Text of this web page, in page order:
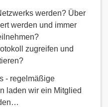
werden? Über
werden und immer
zugreifen und
- regelmäßige
laden wir ein Mitglied